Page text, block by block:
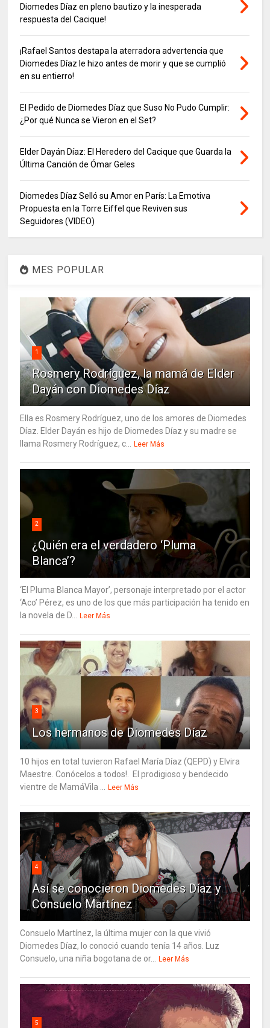
Diomedes Díaz en pleno bautizo y la inesperada
respuesta del Cacique!
¡Rafael Santos destapa la aterradora advertencia que
Diomedes Díaz le hizo antes de morir y que se cumplió
en su entierro!
El Pedido de Diomedes Díaz que Suso No Pudo Cumplir:
¿Por qué Nunca se Vieron en el Set?
Elder Dayán Díaz: El Heredero del Cacique que Guarda la
Última Canción de Ómar Geles
Diomedes Díaz Selló su Amor en París: La Emotiva
Propuesta en la Torre Eiffel que Reviven sus
Seguidores (VIDEO)
MES POPULAR
1
Rosmery Rodríguez, la mamá de Elder
Dayán con Diomedes Díaz
Ella es Rosmery Rodríguez, uno de los amores de Diomedes
Díaz. Elder Dayán es hijo de Diomedes Díaz y su madre se
llama Rosmery Rodríguez, c... Leer Más
2
¿Quién era el verdadero ‘Pluma
Blanca’?
‘El Pluma Blanca Mayor’, personaje interpretado por el actor
‘Aco’ Pérez, es uno de los que más participación ha tenido en
la novela de D... Leer Más
3
Los hermanos de Diomedes Díaz
10 hijos en total tuvieron Rafael María Díaz (QEPD) y Elvira
Maestre. Conócelos a todos!. El prodigioso y bendecido
vientre de MamáVila ... Leer Más
4
Así se conocieron Diomedes Díaz y
Consuelo Martínez
Consuelo Martínez, la última mujer con la que vivió
Diomedes Díaz, lo conoció cuando tenía 14 años. Luz
Consuelo, una niña bogotana de or... Leer Más
5